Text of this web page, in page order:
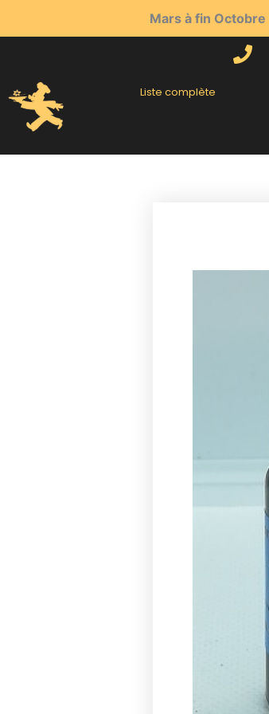
Mars à fin Octobre
Liste complète